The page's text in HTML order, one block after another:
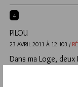
4
PILOU
23 AVRIL 2011 À 12H03 /
Dans ma Loge,